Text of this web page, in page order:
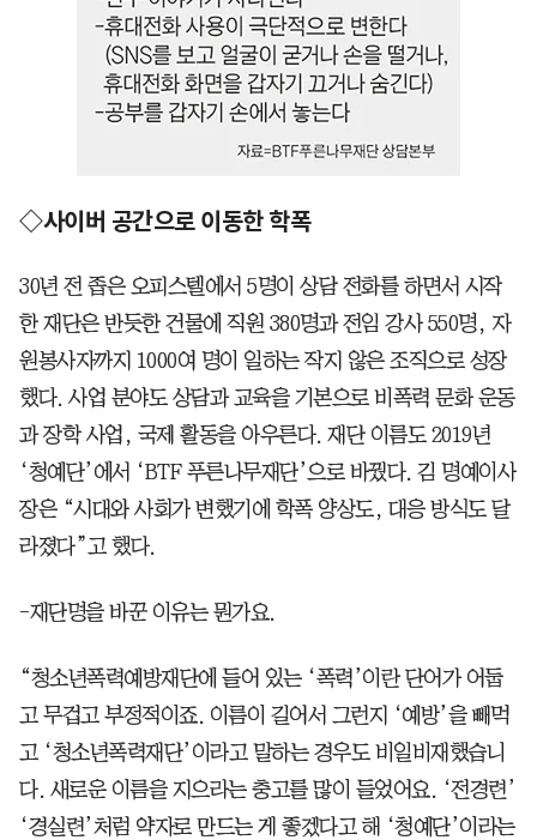
◇사이버 공간으로 이동한 학폭
30년 전 좁은 오피스텔에서 5명이 상담 전화를 하면서 시작
한 재단은 반듯한 건물에 직원 380명과 전임 강사 550명, 자
원봉사자까지 1000여 명이 일하는 작지 않은 조직으로 성장
했다. 사업 분야도 상담과 교육을 기본으로 비폭력 문화 운동
과 장학 사업, 국제 활동을 아우른다. 재단 이름도 2019년
‘청예단’에서 ‘BTF 푸른나무재단’으로 바꿨다. 김 명예이사
장은 “시대와 사회가 변했기에 학폭 양상도, 대응 방식도 달
라졌다”고 했다.
-재단명을 바꾼 이유는 뭔가요.
“청소년폭력예방재단에 들어 있는 ‘폭력’이란 단어가 어둡
고 무겁고 부정적이죠. 이름이 길어서 그런지 ‘예방’을 빼먹
고 ‘청소년폭력재단’이라고 말하는 경우도 비일비재했습니
다. 새로운 이름을 지으라는 충고를 많이 들었어요. ‘전경련’
‘경실련’처럼 약자로 만드는 게 좋겠다고 해 ‘청예단’이라는